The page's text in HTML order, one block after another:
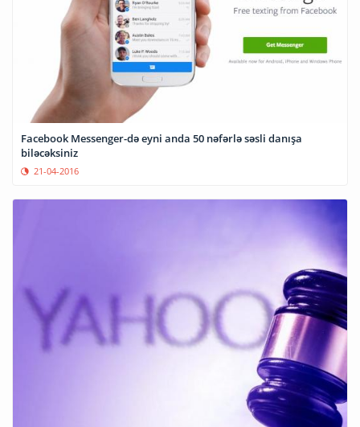
Facebook Messenger-də eyni anda 50 nəfərlə səsli danışa
biləcəksiniz
21-04-2016